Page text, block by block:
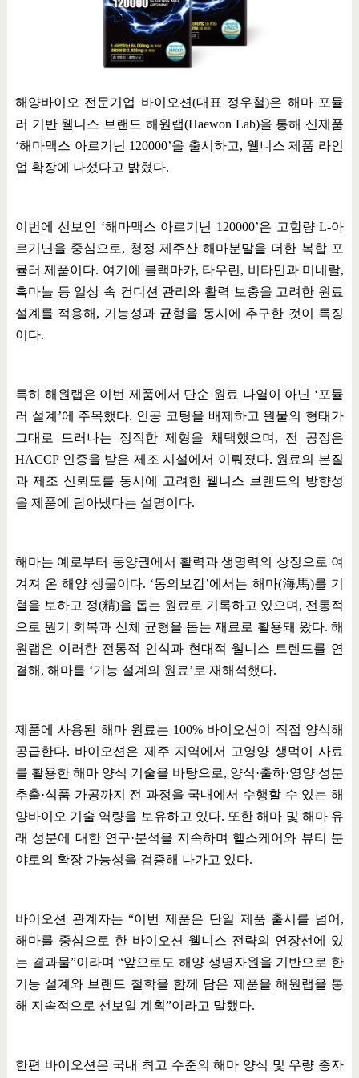
해양바이오 전문기업 바이오션(대표 정우철)은 해마 포뮬
러 기반 웰니스 브랜드 해원랩(Haewon Lab)을 통해 신제품
‘해마맥스 아르기닌 120000’을 출시하고, 웰니스 제품 라인
업 확장에 나섰다고 밝혔다.
이번에 선보인 ‘해마맥스 아르기닌 120000’은 고함량L-아
르기닌을 중심으로, 청정 제주산 해마분말을 더한 복합 포
뮬러 제품이다. 여기에 블랙마카, 타우린, 비타민과 미네랄,
흑마늘 등 일상 속 컨디션 관리와 활력 보충을 고려한 원료
설계를 적용해 , 기능성과 균형을 동시에 추구한 것이 특징
이다.
특히 해원랩은 이번 제품에서 단순 원료 나열이 아닌 ‘포뮬
러 설계 ’에 주목했다. 인공 코팅을 배제하고 원물의 형태가
그대로 드러나는 정직한 제형을 채택했으며 , 전 공정은
HACCP 인증을 받은 제조 시설에서 이뤄졌다. 원료의 본질
과 제조 신뢰도를 동시에 고려한 웰니스 브랜드의 방향성
을 제품에 담아냈다는 설명이다.
해마는 예로부터 동양권에서 활력과 생명력의 상징으로 여
겨져 온 해양 생물이다. ‘동의보감’에서는 해마(海馬)를 기
혈을 보하고 정(精)을 돕는 원료로 기록하고 있으며 , 전통적
으로 원기 회복과 신체 균형을 돕는 재료로 활용돼 왔다.해
원랩은 이러한 전통적 인식과 현대적 웰니스 트렌드를 연
결해 , 해마를 ‘기능 설계의 원료’로 재해석했다.
제품에 사용된 해마 원료는 100% 바이오션이 직접 양식해
공급한다. 바이오션은 제주 지역에서 고영양 생먹이 사료
를 활용한 해마 양식 기술을 바탕으로, 양식·출하·영양 성분
추출·식품 가공까지 전 과정을 국내에서 수행할 수 있는 해
양바이오 기술 역량을 보유하고 있다. 또한 해마 및 해마 유
래 성분에 대한 연구·분석을 지속하며 헬스케어와 뷰티 분
야로의 확장 가능성을 검증해 나가고 있다.
바이오션 관계자는“이번 제품은 단일 제품 출시를 넘어 ,
해마를 중심으로 한 바이오션 웰니스 전략의 연장선에 있
는 결과물”이라며“앞으로도 해양 생명자원을 기반으로 한
기능 설계와 브랜드 철학을 함께 담은 제품을 해원랩을 통
해 지속적으로 선보일 계획”이라고 말했다.
한편 바이오션은 국내 최고 수준의 해마 양식 및 우량 종자